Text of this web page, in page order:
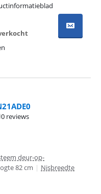
0 reviews
deur-op-
82 cm | Nisbreedte